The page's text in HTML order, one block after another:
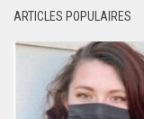
ARTICLES POPULAIRES